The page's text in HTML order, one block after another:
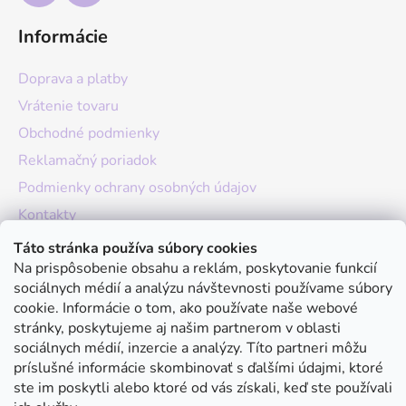
Táto stránka používa súbory cookies
Na prispôsobenie obsahu a reklám, poskytovanie funkcií
sociálnych médií a analýzu návštevnosti používame súbory
cookie. Informácie o tom, ako používate naše webové
stránky, poskytujeme aj našim partnerom v oblasti
sociálnych médií, inzercie a analýzy. Títo partneri môžu
príslušné informácie skombinovať s ďalšími údajmi, ktoré
ste im poskytli alebo ktoré od vás získali, keď ste používali
Informácie
Doprava a platby
Vrátenie tovaru
Obchodné podmienky
Reklamačný poriadok
Podmienky ochrany osobných údajov
Kontakty
O nás
Hodnotenie obchodu
Moja objednávka
Instagram